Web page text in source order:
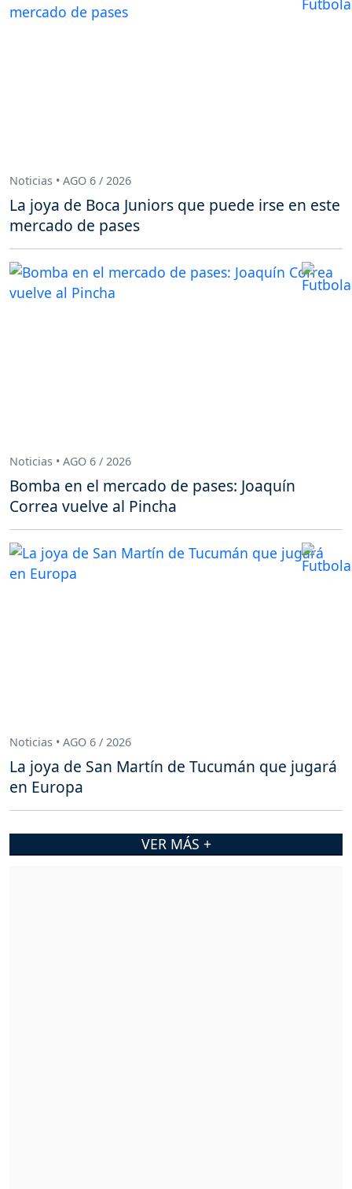
Noticias • AGO 6 / 2026
La joya de Boca Juniors que puede irse en este
mercado de pases
Noticias • AGO 6 / 2026
Bomba en el mercado de pases: Joaquín
Correa vuelve al Pincha
Noticias • AGO 6 / 2026
La joya de San Martín de Tucumán que jugará
en Europa
VER MÁS +